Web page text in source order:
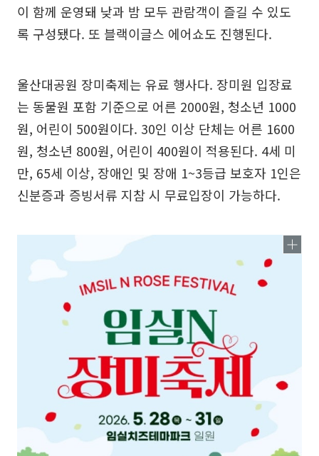
이 함께 운영돼 낮과 밤 모두 관람객이 즐길 수 있도
록 구성됐다. 또 블랙이글스 에어쇼도 진행된다.
울산대공원 장미축제는 유료 행사다. 장미원 입장료
는 동물원 포함 기준으로 어른 2000원, 청소년 1000
원, 어린이 500원이다. 30인 이상 단체는 어른 1600
원, 청소년 800원, 어린이 400원이 적용된다. 4세 미
만, 65세 이상, 장애인 및 장애 1~3등급 보호자 1인은
신분증과 증빙서류 지참 시 무료입장이 가능하다.